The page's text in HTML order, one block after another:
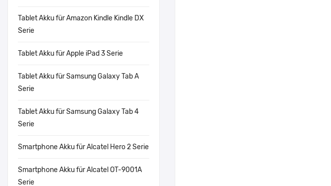
Tablet Akku für Amazon Kindle Kindle DX
Serie
Tablet Akku für Apple iPad 3 Serie
Tablet Akku für Samsung Galaxy Tab A
Serie
Tablet Akku für Samsung Galaxy Tab 4
Serie
Smartphone Akku für Alcatel Hero 2 Serie
Smartphone Akku für Alcatel OT-9001A
Serie